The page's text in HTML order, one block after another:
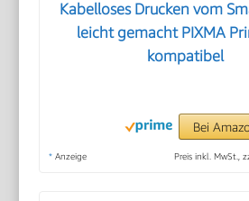
Kabelloses Drucken vom
leicht gemacht PIXMA
kompatibel
Bei
* Anzeige Preis inkl. MwSt.,